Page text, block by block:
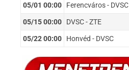
05/01 00:00 Ferencváros - DVSC
05/15 00:00 DVSC - ZTE
05/22 00:00 Honvéd - DVSC